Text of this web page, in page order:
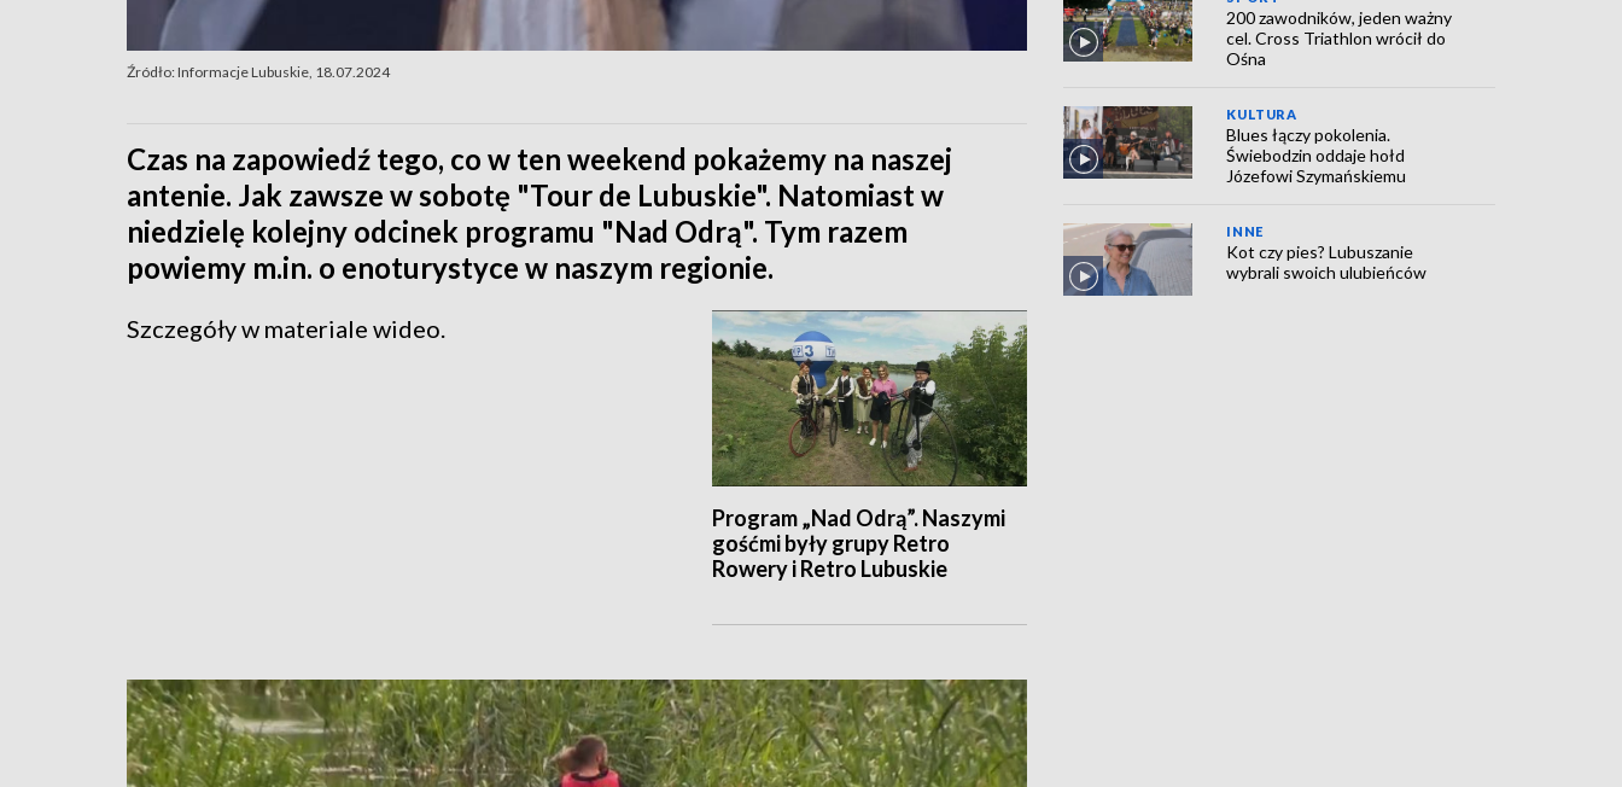
Źródło: Informacje Lubuskie, 18.07.2024
Czas na zapowiedź tego, co w ten weekend pokażemy na naszej
antenie. Jak zawsze w sobotę "Tour de Lubuskie". Natomiast w
niedzielę kolejny odcinek programu "Nad Odrą". Tym razem
powiemy m.in. o enoturystyce w naszym regionie.
Program „Nad Odrą”. Naszymi
gośćmi były grupy Retro
Rowery i Retro Lubuskie
Szczegóły w materiale wideo.
200 zawodników, jeden ważny
cel. Cross Triathlon wrócił do
Ośna
KULTURA
Blues łączy pokolenia.
Świebodzin oddaje hołd
Józefowi Szymańskiemu
INNE
Kot czy pies? Lubuszanie
wybrali swoich ulubieńców